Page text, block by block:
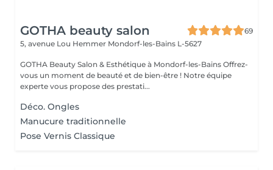
GOTHA beauty salon
69
5, avenue Lou Hemmer Mondorf-les-Bains L-5627
GOTHA Beauty Salon & Esthétique à Mondorf-les-Bains Offrez-
vous un moment de beauté et de bien-être ! Notre équipe
experte vous propose des prestati...
Déco. Ongles
Manucure traditionnelle
Pose Vernis Classique